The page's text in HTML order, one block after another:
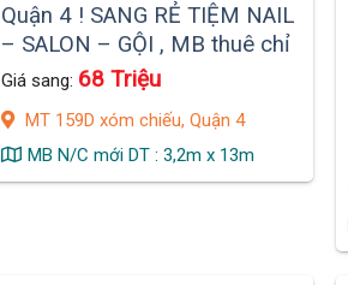
Quận 4 ! SANG RẺ TIỆM NAIL
– SALON – GỘI , MB thuê chỉ
có 7 tr/ tháng, có 1 lửng
Giá sang: 68 Triệu
MT 159D xóm chiếu, Quận 4
MB N/C mới DT : 3,2m x 13m